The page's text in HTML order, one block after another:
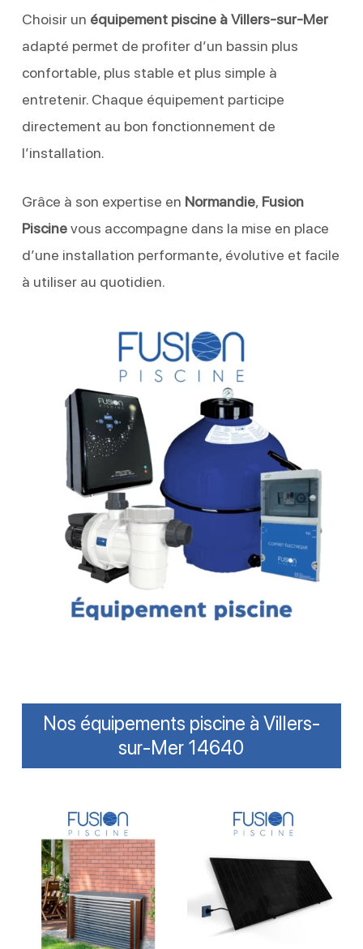
Choisir un équipement piscine à Villers-sur-Mer
adapté permet de profiter d’un bassin plus
confortable, plus stable et plus simple à
entretenir. Chaque équipement participe
directement au bon fonctionnement de
l’installation.
Grâce à son expertise en Normandie, Fusion
Piscinevous accompagne dans la mise en place
d’une installation performante, évolutive et facile
à utiliser au quotidien.
Nos équipements piscine à Villers-
sur-Mer 14640